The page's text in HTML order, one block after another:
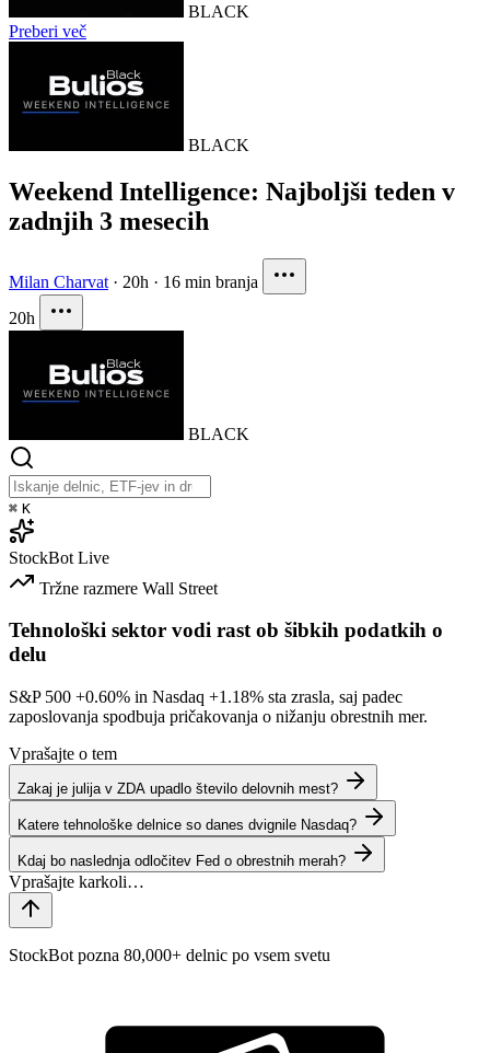
BLACK
Preberi več
BLACK
Weekend Intelligence: Najboljši teden v
zadnjih 3 mesecih
Milan Charvat · 20h · 16 min branja
20h
BLACK
⌘ K
StockBot Live
Tržne razmere Wall Street
Tehnološki sektor vodi rast ob šibkih podatkih o
delu
S&P 500 +0.60% in Nasdaq +1.18% sta zrasla, saj padec
zaposlovanja spodbuja pričakovanja o nižanju obrestnih mer.
Vprašajte o tem
Zakaj je julija v ZDA upadlo število delovnih mest?
Katere tehnološke delnice so danes dvignile Nasdaq?
Kdaj bo naslednja odločitev Fed o obrestnih merah?
StockBot pozna 80,000+ delnic po vsem svetu